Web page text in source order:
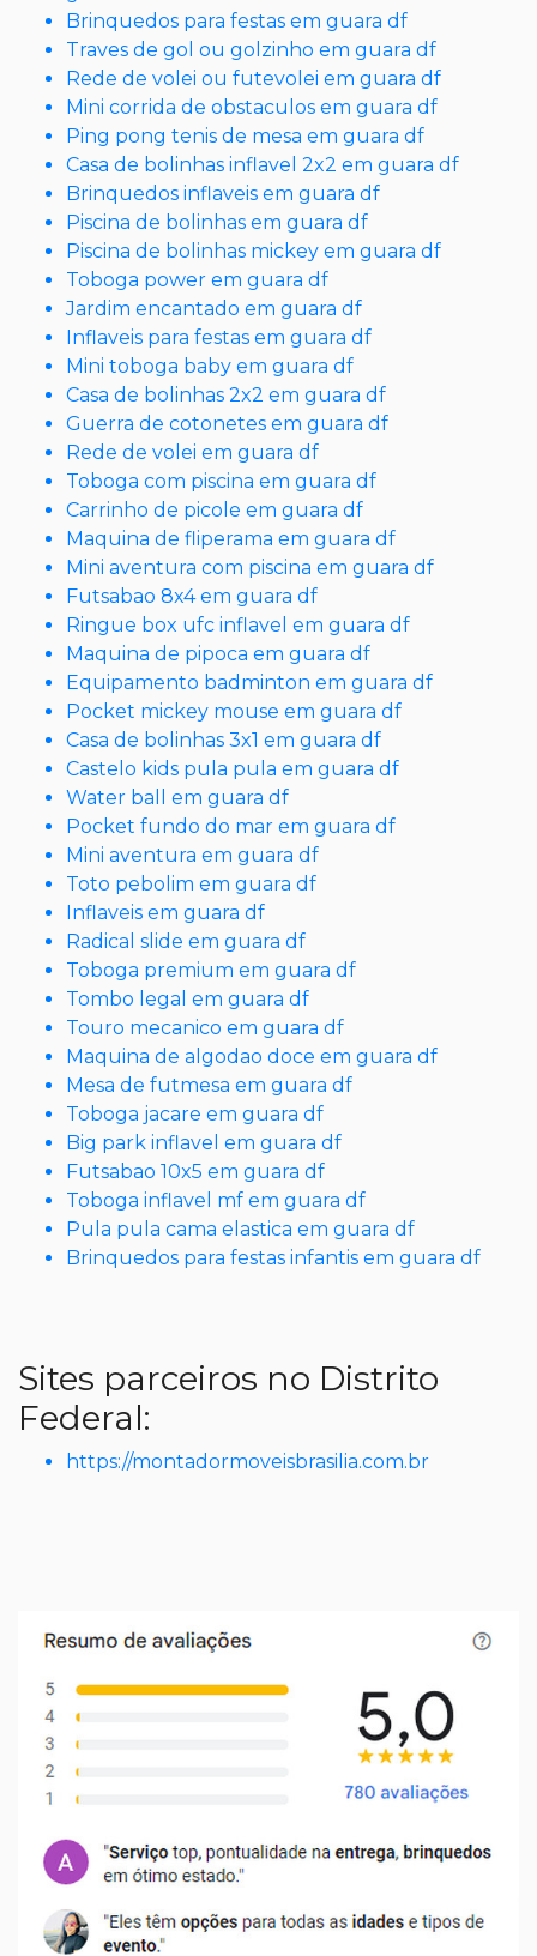
Brinquedos para festas em guara df
Traves de gol ou golzinho em guara df
Rede de volei ou futevolei em guara df
Mini corrida de obstaculos em guara df
Ping pong tenis de mesa em guara df
Casa de bolinhas inflavel 2x2 em guara df
Brinquedos inflaveis em guara df
Piscina de bolinhas em guara df
Piscina de bolinhas mickey em guara df
Toboga power em guara df
Jardim encantado em guara df
Inflaveis para festas em guara df
Mini toboga baby em guara df
Casa de bolinhas 2x2 em guara df
Guerra de cotonetes em guara df
Rede de volei em guara df
Toboga com piscina em guara df
Carrinho de picole em guara df
Maquina de fliperama em guara df
Mini aventura com piscina em guara df
Futsabao 8x4 em guara df
Ringue box ufc inflavel em guara df
Maquina de pipoca em guara df
Equipamento badminton em guara df
Pocket mickey mouse em guara df
Casa de bolinhas 3x1 em guara df
Castelo kids pula pula em guara df
Water ball em guara df
Pocket fundo do mar em guara df
Mini aventura em guara df
Toto pebolim em guara df
Inflaveis em guara df
Radical slide em guara df
Toboga premium em guara df
Tombo legal em guara df
Touro mecanico em guara df
Maquina de algodao doce em guara df
Mesa de futmesa em guara df
Toboga jacare em guara df
Big park inflavel em guara df
Futsabao 10x5 em guara df
Toboga inflavel mf em guara df
Pula pula cama elastica em guara df
Brinquedos para festas infantis em guara df
Sites parceiros no Distrito
Federal:
https://montadormoveisbrasilia.com.br